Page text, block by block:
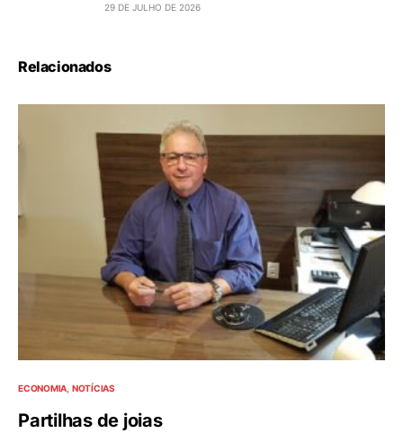
29 DE JULHO DE 2026
Relacionados
ECONOMIA NOTÍCIAS
Partilhas de joias